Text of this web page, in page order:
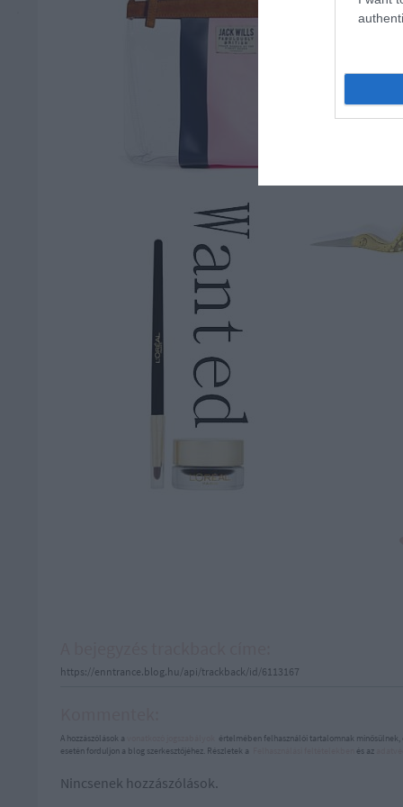
https://enntrance.blog.hu/api/trackback/id/6113167
A hozzászólások a értelmében felhasználói tartalomnak minősülnek,
esetén forduljon a blog szerkesztőjéhez. Részletek a
és az
Nincsenek hozzászólások.